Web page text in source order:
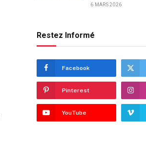
6 MARS 2026
Restez Informé
Facebook
Pinterest
YouTube